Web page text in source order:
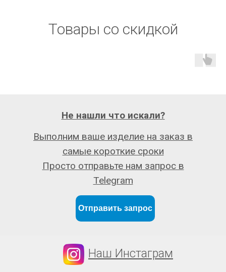
Товары со скидкой
Отправить запрос
Выполним ваше изделие на заказ в
самые короткие сроки
Просто отправьте нам запрос в
Telegram
Не нашли что искали?
Наш Инстаграм